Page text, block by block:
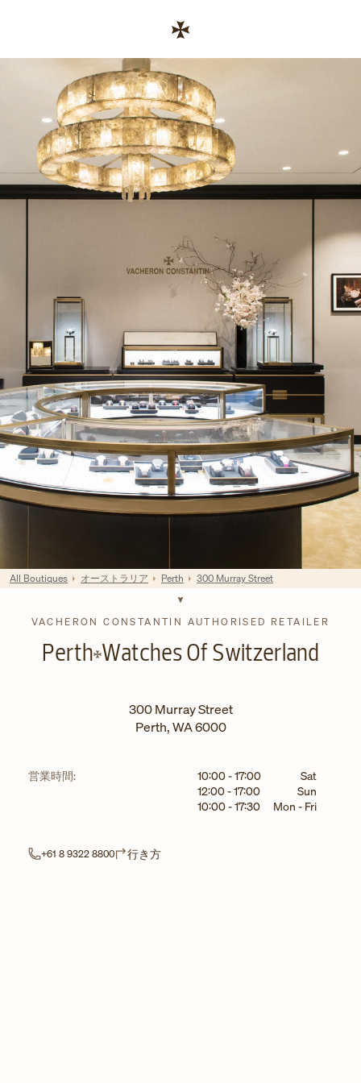
コーポレートサイトへのリンク
Return to Nav
VACHERON CONSTANTIN AUTHORISED RETAILER
Perth Watches Of Switzerland
300 Murray Street
Perth,WA6000
営業時間: 曜日時間 Sat
10:00-17:00
Sun
12:00-17:00
Mon - Fri
10:00-17:30
+61 8 9322 8800 行き方Link Opens in New Tab
All Boutiques オーストラリア Perth 300 Murray Street